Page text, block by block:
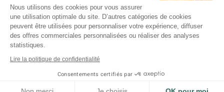
Réalisations
Blog
Contact
Nous utilisons des cookies pour vous assurer
une utilisation optimale du site. D’autres catégories de cookies
peuvent être utilisées pour personnaliser votre expérience, diffuser
des offres commerciales personnalisées ou réaliser des analyses
statistiques.
Lire la politique de confidentialité
Consentements certifiés par